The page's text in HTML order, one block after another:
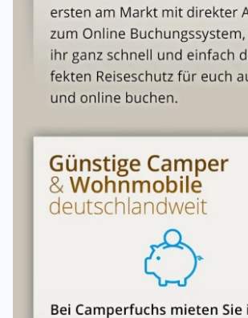
Im Mietpreis enthalten:Kfz-Versicherung,
Verschleißreparaturen.
Nicht enthalten:Kraftstoff, Maut,
Camping-/Stellplatzgebühren,
sonstige Betriebskosten.
Vorzeitige Rückgabe
Bei Rückgabe vor Ablauf der Mietzeit
Mietpreis geschuldet, es sei denn, das
Restzeitraum anderweitig vermietet
Verspätete Rückgabe
Für die Dauer der Vorenthaltung wird
vereinbarte Mietpreis als
Pro Anmietung wird eine einmalige